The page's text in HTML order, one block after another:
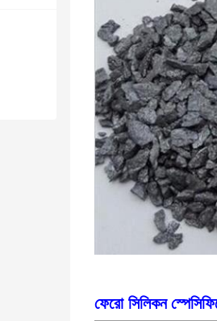
ফেরো সিলিকন